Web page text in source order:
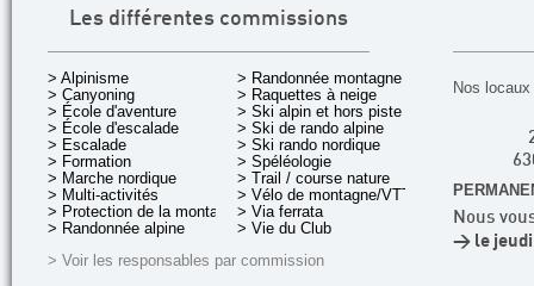
Les différentes commissions
> Alpinisme
> Canyoning
> École d'aventure
> École d'escalade
> Escalade
> Formation
> Marche nordique
> Multi-activités
> Protection de la montagne
> Randonnée alpine
> Randonnée montagne
> Raquettes à neige
> Ski alpin et hors piste
> Ski de rando alpine
> Ski rando nordique
> Spéléologie
> Trail / course nature
> Vélo de montagne/VTT
> Via ferrata
> Vie du Club
> Voir les responsables par commission
Nos
Nous
> le jeudi